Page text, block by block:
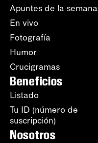
Apuntes de la semana
En vivo
Fotografía
Humor
Crucigramas
Beneficios
Listado
Tu ID (número de
suscripción)
Nosotros